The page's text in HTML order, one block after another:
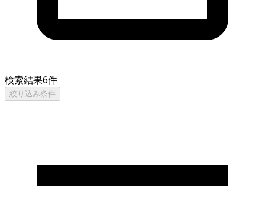
検索結果6件
絞り込み条件